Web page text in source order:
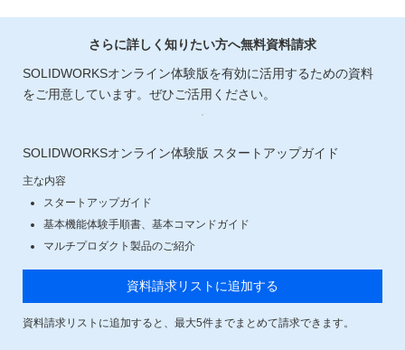
さらに詳しく知りたい方へ無料資料請求
SOLIDWORKSオンライン体験版を有効に活用するための資料
をご用意しています。ぜひご活用ください。
SOLIDWORKSオンライン体験版 スタートアップガイド
主な内容
スタートアップガイド
基本機能体験手順書、基本コマンドガイド
マルチプロダクト製品のご紹介
資料請求リストに追加する
資料請求リストに追加すると、最大5件までまとめて請求できます。